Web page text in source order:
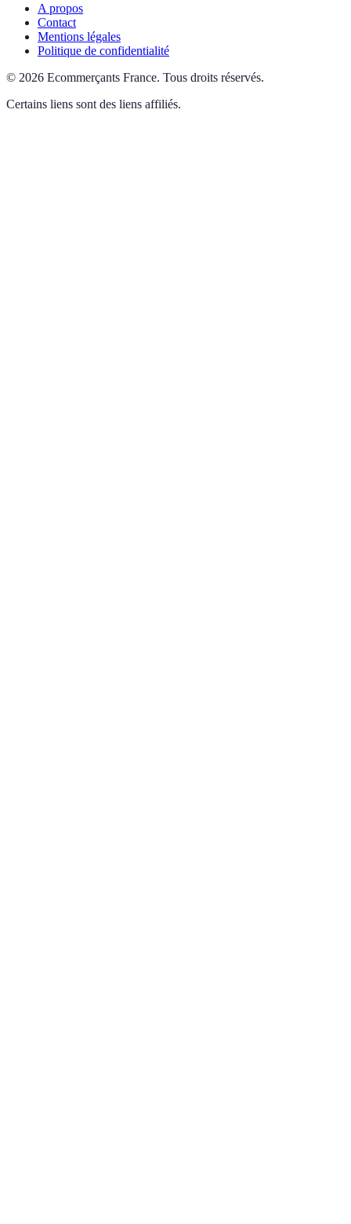
A propos
Contact
Mentions légales
Politique de confidentialité
© 2026 Ecommerçants France. Tous droits réservés.
Certains liens sont des liens affiliés.